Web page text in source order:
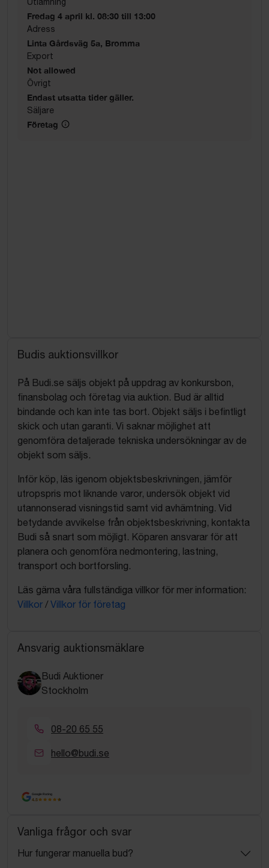
Fredag 4 april kl. 08:30 till 13:00
Adress
Linta Gårdsväg 5a, Bromma
Export
Not allowed
Övrigt
Endast utsatta tider gäller.
Säljare
Företag
Budis auktionsvillkor
På Budi.se säljs objekt på uppdrag av konkursbon,
finansbolag och företag via auktion. Bud är alltid
bindande och kan inte tas bort. Objekt säljs i befintligt
skick och utan garanti. Vi saknar möjlighet att
genomföra detaljerade tekniska undersökningar av de
objekt som säljs.
Inför köp, läs igenom objektsbeskrivningen, jämför
utropspris mot liknande varor, undersök objekt vid
utannonserad visningstid samt vid avhämtning. Vid
betydande avvikelse från objektsbeskrivning, kontakta
Budi så snart som möjligt. Köparen ansvarar för att
planera och genomföra nedmontering, lastning,
transport och bortforsling.
Läs gärna våra fullständiga villkor för mer information:
Villkor / Villkor för företag
Ansvarig auktionsmäklare
Budi Auktioner
Stockholm
08-20 65 55
hello@budi.se
Google Rating
4.5
Vanliga frågor och svar
Hur fungerar manuella bud?